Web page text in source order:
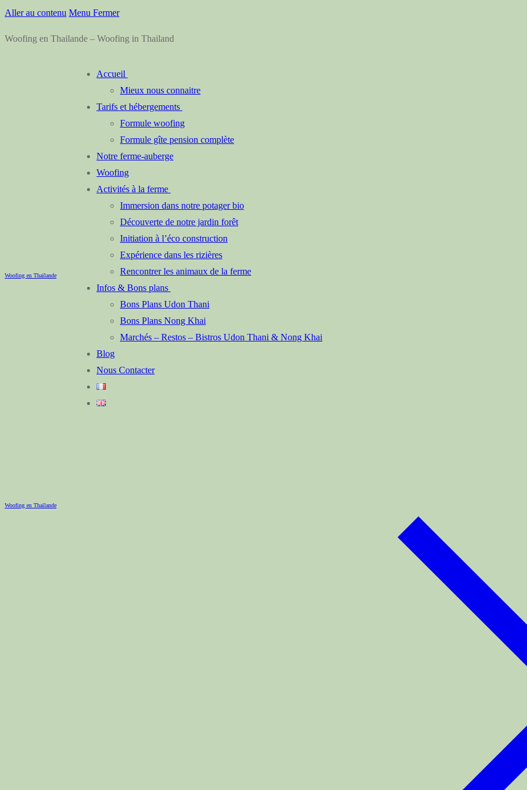
Aller au contenu Menu Fermer
Woofing en Thailande – Woofing in Thailand
Woofing en Thaïlande
Accueil
Mieux nous connaitre
Tarifs et hébergements
Formule woofing
Formule gîte pension complète
Notre ferme-auberge
Woofing
Activités à la ferme
Immersion dans notre potager bio
Découverte de notre jardin forêt
Initiation à l’éco construction
Expérience dans les rizières
Rencontrer les animaux de la ferme
Infos & Bons plans
Bons Plans Udon Thani
Bons Plans Nong Khai
Marchés – Restos – Bistros Udon Thani & Nong Khai
Blog
Nous Contacter
Woofing en Thaïlande